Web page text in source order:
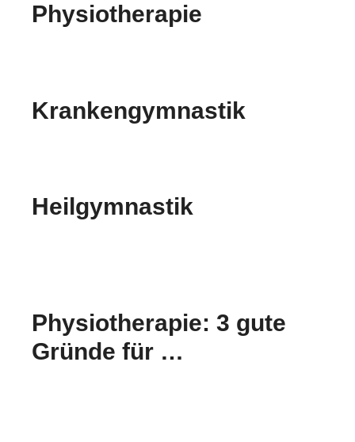
Physiotherapie
Krankengymnastik
Heilgymnastik
Physiotherapie: 3 gute
Gründe für …